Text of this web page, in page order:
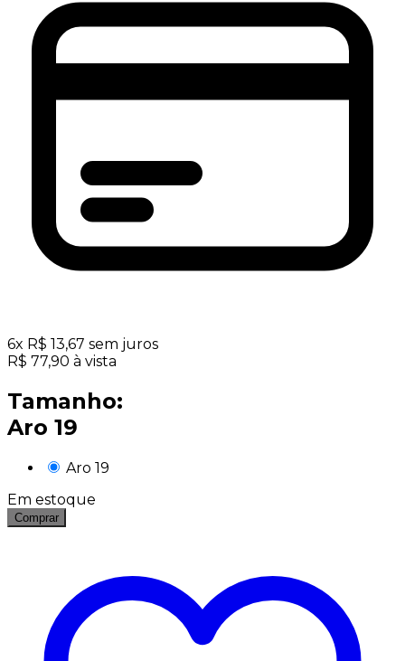
6x R$ 13,67 sem juros
R$ 77,90 à vista
Tamanho:
Aro 19
Aro 19
Em estoque
Comprar